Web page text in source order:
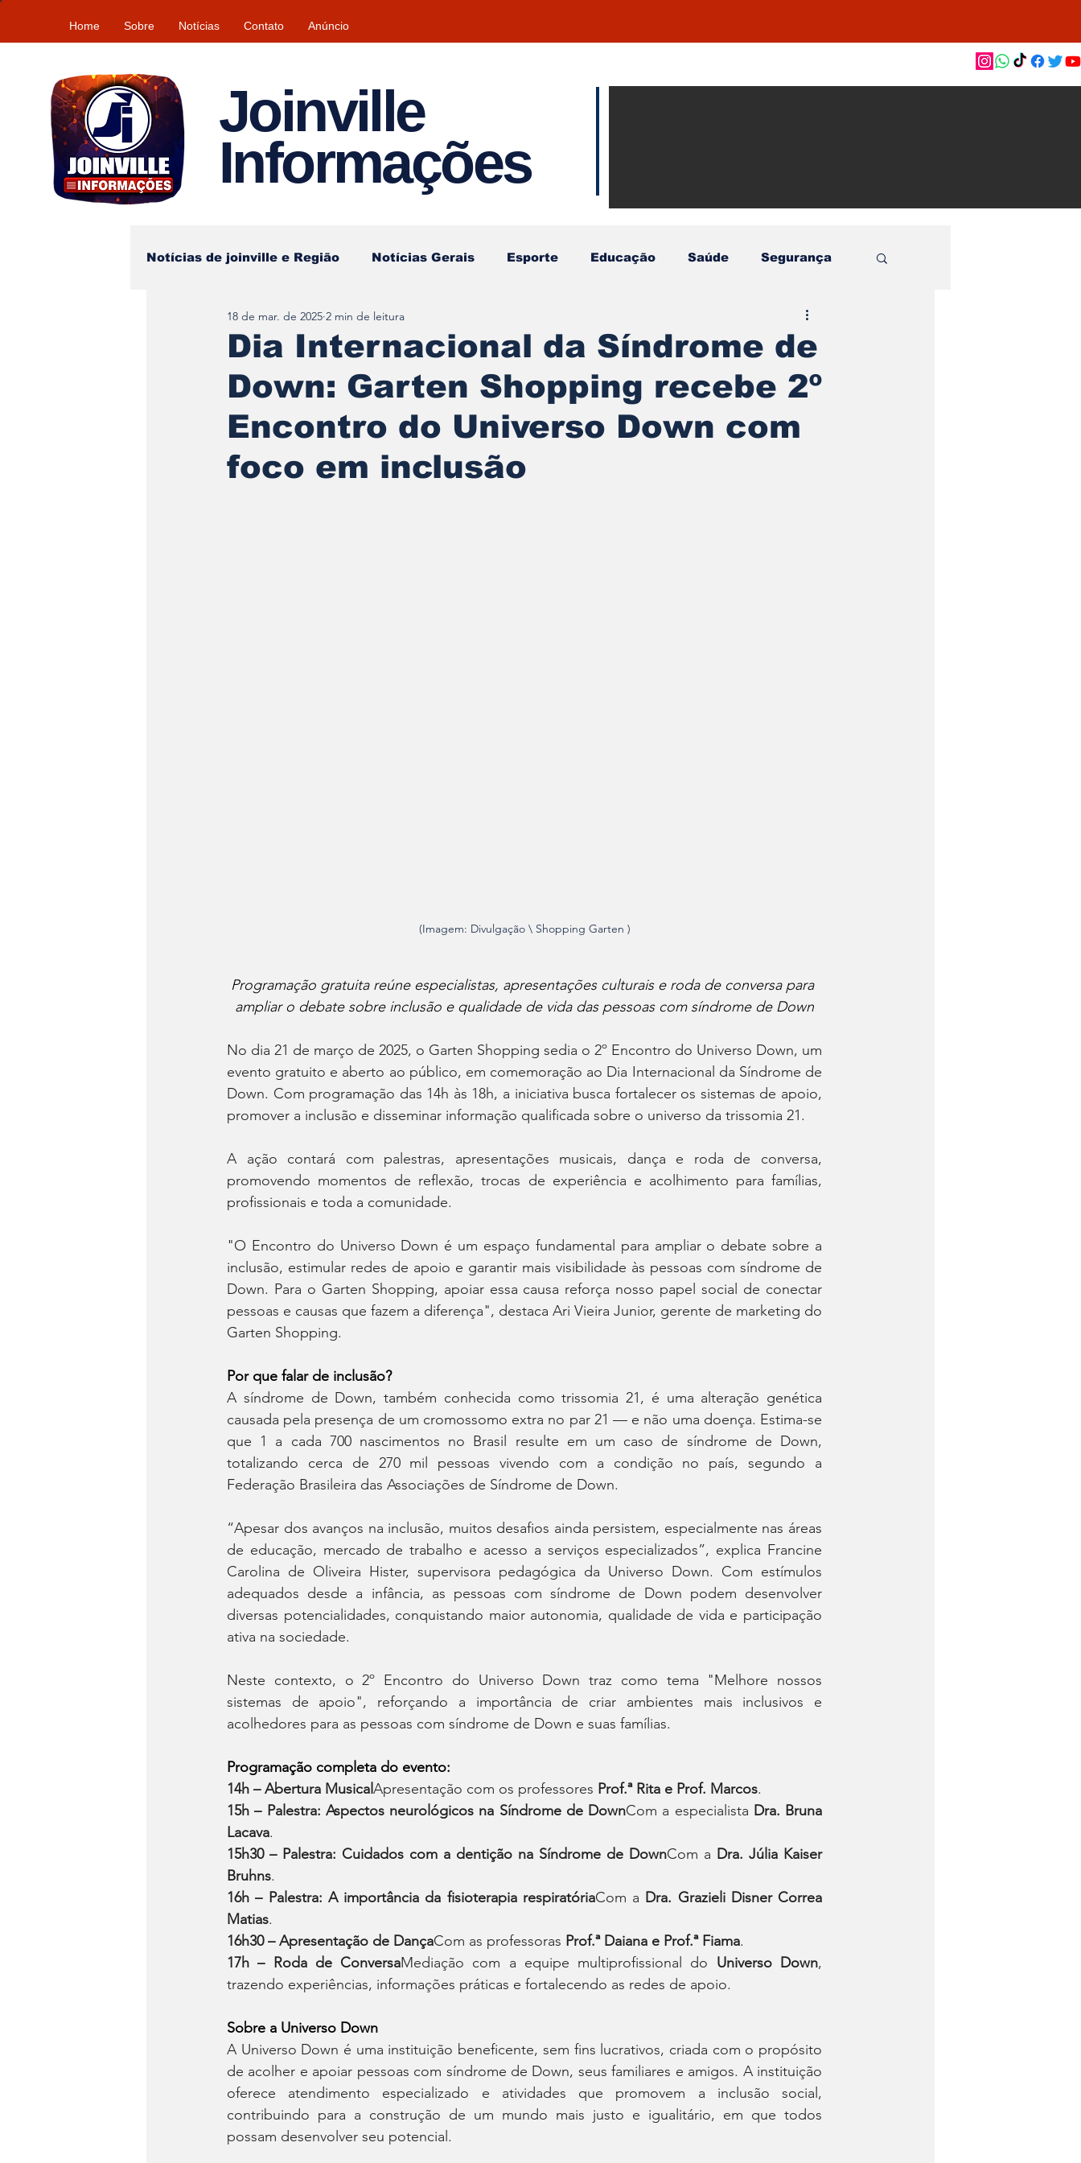
Home Sobre Notícias Contato Anúncio
Joinville
Informações
Notícias de joinville e Região Notícias Gerais Esporte Educação Saúde Segurança
Tempo\clima
Dia Internacional da Síndrome de
Down: Garten Shopping recebe 2º
Encontro do Universo Down com
foco em inclusão
18 de mar. de 2025 2 min de leitura
(Imagem: Divulgação \ Shopping Garten )
Programação gratuita reúne especialistas, apresentações culturais e roda de conversa para
ampliar o debate sobre inclusão e qualidade de vida das pessoas com síndrome de Down
No dia 21 de março de 2025, o Garten Shopping sedia o 2º Encontro do Universo Down, um
evento gratuito e aberto ao público, em comemoração ao Dia Internacional da Síndrome de
Down. Com programação das 14h às 18h, a iniciativa busca fortalecer os sistemas de apoio,
promover a inclusão e disseminar informação qualificada sobre o universo da trissomia 21.
A ação contará com palestras, apresentações musicais, dança e roda de conversa,
promovendo momentos de reflexão, trocas de experiência e acolhimento para famílias,
profissionais e toda a comunidade.
"O Encontro do Universo Down é um espaço fundamental para ampliar o debate sobre a
inclusão, estimular redes de apoio e garantir mais visibilidade às pessoas com síndrome de
Down. Para o Garten Shopping, apoiar essa causa reforça nosso papel social de conectar
pessoas e causas que fazem a diferença", destaca Ari Vieira Junior, gerente de marketing do
Garten Shopping.
Por que falar de inclusão?
A síndrome de Down, também conhecida como trissomia 21, é uma alteração genética
causada pela presença de um cromossomo extra no par 21 — e não uma doença. Estima-se
que 1 a cada 700 nascimentos no Brasil resulte em um caso de síndrome de Down,
totalizando cerca de 270 mil pessoas vivendo com a condição no país, segundo a
Federação Brasileira das Associações de Síndrome de Down.
“Apesar dos avanços na inclusão, muitos desafios ainda persistem, especialmente nas áreas
de educação, mercado de trabalho e acesso a serviços especializados”, explica Francine
Carolina de Oliveira Hister, supervisora pedagógica da Universo Down. Com estímulos
adequados desde a infância, as pessoas com síndrome de Down podem desenvolver
diversas potencialidades, conquistando maior autonomia, qualidade de vida e participação
ativa na sociedade.
Neste contexto, o 2º Encontro do Universo Down traz como tema "Melhore nossos
sistemas de apoio", reforçando a importância de criar ambientes mais inclusivos e
acolhedores para as pessoas com síndrome de Down e suas famílias.
Programação completa do evento:
14h – Abertura MusicalApresentação com os professores Prof.ª Rita e Prof. Marcos.
15h – Palestra: Aspectos neurológicos na Síndrome de DownCom a especialista Dra. Bruna
Lacava.
15h30 – Palestra: Cuidados com a dentição na Síndrome de DownCom a Dra. Júlia Kaiser
Bruhns.
16h – Palestra: A importância da fisioterapia respiratóriaCom a Dra. Grazieli Disner Correa
Matias.
16h30 – Apresentação de DançaCom as professoras Prof.ª Daiana e Prof.ª Fiama.
17h – Roda de ConversaMediação com a equipe multiprofissional do Universo Down,
trazendo experiências, informações práticas e fortalecendo as redes de apoio.
Sobre a Universo Down
A Universo Down é uma instituição beneficente, sem fins lucrativos, criada com o propósito
de acolher e apoiar pessoas com síndrome de Down, seus familiares e amigos. A instituição
oferece atendimento especializado e atividades que promovem a inclusão social,
contribuindo para a construção de um mundo mais justo e igualitário, em que todos
possam desenvolver seu potencial.